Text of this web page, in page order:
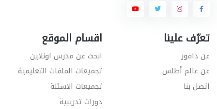
تعرّف علينا
عن دافور
عن عالم أطلس
اتصل بنا
اقسام الموقع
ابحث عن مدرس اونلاين
تجميعات الملفات التعليمية
تجميعات الاسئلة
دورات تدريبية